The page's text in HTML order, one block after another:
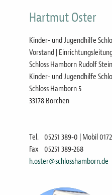
Hartmut Oster
Kinder- und Jugendhilfe
Vorstand |
Schloss Hamborn Rudolf
Kinder- und Jugendhilfe
Schloss Hamborn 5
33178 Borchen
Tel.
05251 389-0 | Mobil
Fax
05251 389-268
h.oster@schlosshamborn.de